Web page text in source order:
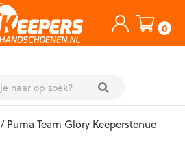
0
/ Puma Team Glory Keeperstenue